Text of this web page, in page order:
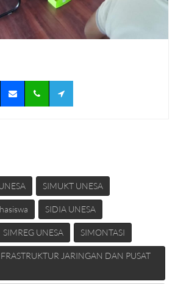
SIMUKT UNESA
SIDIA UNESA
SIMREG UNESA SIMONTASI
JARINGAN DAN PUSAT